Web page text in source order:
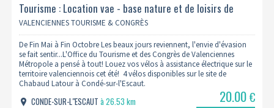
Tourisme : Location vae - base nature et de loisirs de
chabaud latour - octobre
VALENCIENNES TOURISME & CONGRÈS
De Fin Mai à Fin Octobre Les beaux jours reviennent, l'envie d'évasion
se fait sentir...L'Office du Tourisme et des Congrès de Valenciennes
Métropole a pensé à tout! Louez vos vélos à assistance électrique sur le
territoire valenciennois cet été! 4 vélos disponibles sur le site de
Chabaud Latour à Condé-sur-l'Escaut.
CONDE-SUR-L"ESCAUTà 26.53 km
20.00€